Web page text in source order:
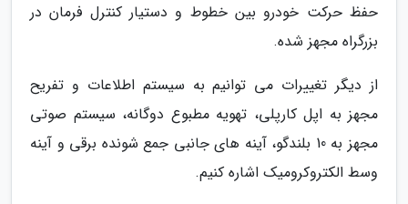
حفظ حرکت خودرو بین خطوط و دستیار کنترل فرمان در
بزرگراه مجهز شده.
از دیگر تغییرات می توانیم به سیستم اطلاعات و تفریح
مجهز به اپل کارپلی، تهویه مطبوع دوگانه، سیستم صوتی
مجهز به 10 بلندگو، آینه های جانبی جمع شونده برقی و آینه
وسط الکتروکرومیک اشاره کنیم.